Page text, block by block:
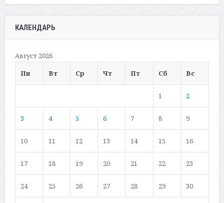
КАЛЕНДАРЬ
Август 2026
Пн
Вт Ср Чт Пт Сб Вс
1 2
3 4 5 6 7 8 9
10 11 12 13 14 15 16
17 18 19 20 21 22 23
24 25 26 27 28 29 30